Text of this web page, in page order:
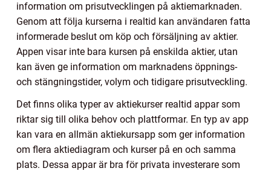
information om prisutvecklingen på aktiemarknaden.
Genom att följa kurserna i realtid kan användaren fatta
informerade beslut om köp och försäljning av aktier.
Appen visar inte bara kursen på enskilda aktier, utan
kan även ge information om marknadens öppnings-
och stängningstider, volym och tidigare prisutveckling.
Det finns olika typer av aktiekurser realtid appar som
riktar sig till olika behov och plattformar. En typ av app
kan vara en allmän aktiekursapp som ger information
om flera aktiediagram och kurser på en och samma
plats. Dessa appar är bra för privata investerare som